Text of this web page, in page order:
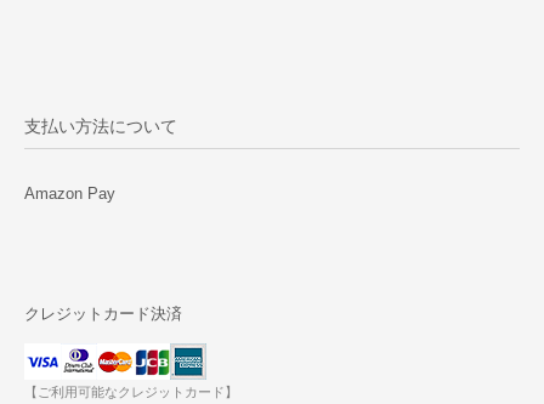
支払い方法について
Amazon Pay
クレジットカード決済
【ご利用可能なクレジットカード】